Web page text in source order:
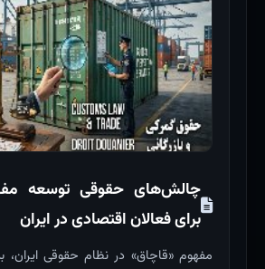
چالش‌های حقوقی توسعه
برای فعالان اقتصادی در ایران
مفهوم «قاچاق» در نظام حقوقی ایران،